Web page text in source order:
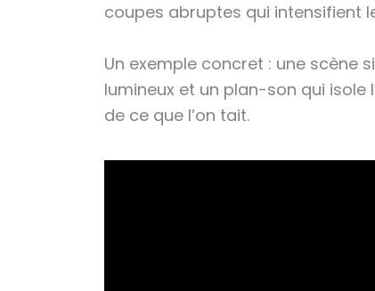
coupes abruptes qui intensifient
Un exemple concret : une scène
lumineux et un plan-son qui
de ce que l’on tait.